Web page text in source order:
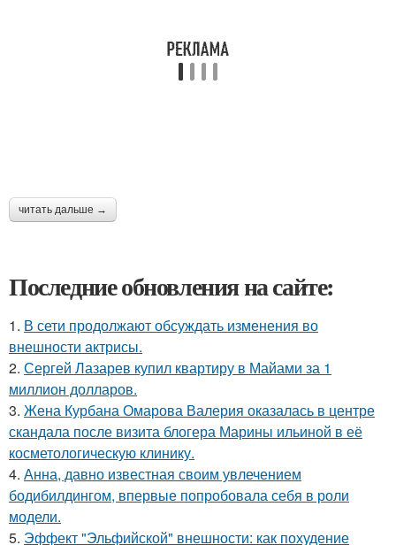
читать дальше →
Последние обновления на сайте:
1. В сети продолжают обсуждать изменения во
внешности актрисы.
2. Сергей Лазарев купил квартиру в Майами за 1
миллион долларов.
3. Жена Курбана Омарова Валерия оказалась в центре
скандала после визита блогера Марины ильиной в её
косметологическую клинику.
4. Анна, давно известная своим увлечением
бодибилдингом, впервые попробовала себя в роли
модели.
5. Эффект "Эльфийской" внешности: как похудение